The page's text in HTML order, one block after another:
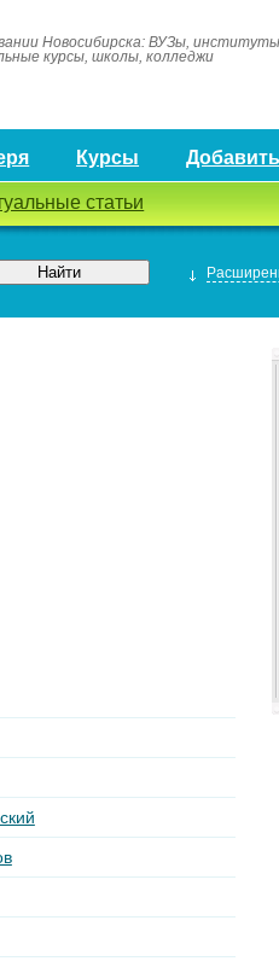
Новосибирска: ВУЗы,
курсы, школы, колледжи
Курсы
статьи